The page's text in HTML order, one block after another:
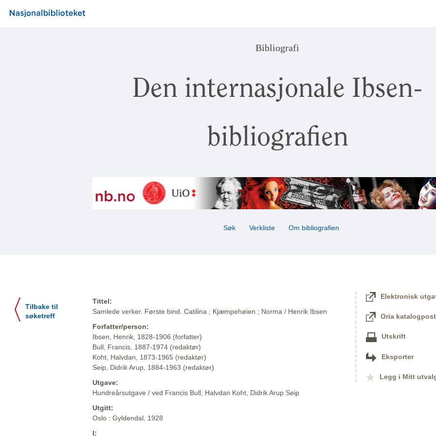
Bibliografi
Den internasjonale Ibsen-
bibliografien
Søk Verkliste Om bibliografien
Tilbake til
søketreff
Tittel:
Samlede verker. Første bind. Catilina ; Kjæmpehøien ; Norma / Henrik Ibsen
Forfatter/person:
Ibsen, Henrik, 1828-1906 (forfatter)
Bull, Francis, 1887-1974 (redaktør)
Koht, Halvdan, 1873-1965 (redaktør)
Seip, Didrik Arup, 1884-1963 (redaktør)
Utgave:
Hundreårsutgave / ved Francis Bull, Halvdan Koht, Didrik Arup Seip
Utgitt:
Oslo : Gyldendal, 1928
I:
Elektronisk
Oria katalogpost
Utskrift
Eksporter
Legg i Mitt